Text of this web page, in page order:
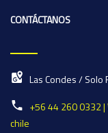
CONTÁCTANOS
Las Condes / Solo
+56 44 260 0332
chile